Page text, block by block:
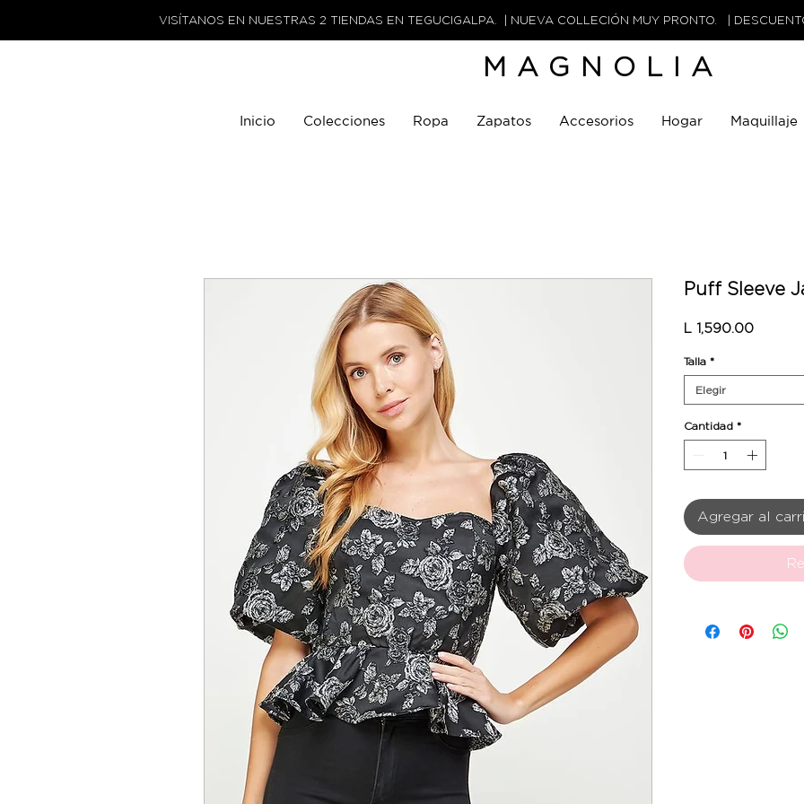
VISÍTANOS EN NUESTRAS 2 TIENDAS EN TEGUCIGALPA. | NUEVA COLLECIÓN MUY PRONTO. |
MAGNOLIA
Inicio Colecciones Ropa Zapatos Accesorios Hogar Maquillaje
Puff Sleeve
L 1,590.00Precio
Talla *
Elegir
Cantidad *
Agregar al